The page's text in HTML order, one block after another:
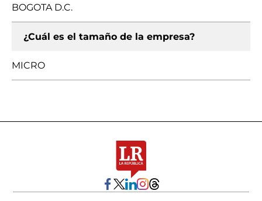
BOGOTA D.C.
¿Cuál es el tamaño de la empresa?
MICRO